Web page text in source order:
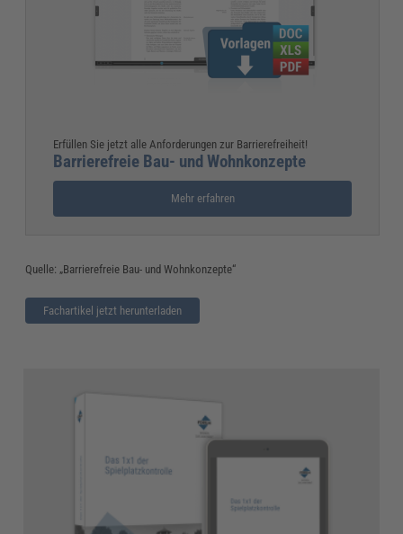
Erfüllen Sie jetzt alle Anforderungen zur Barrierefreiheit!
Barrierefreie Bau- und Wohnkonzepte
Mehr erfahren
Quelle: „Barrierefreie Bau- und Wohnkonzepte“
Fachartikel jetzt herunterladen